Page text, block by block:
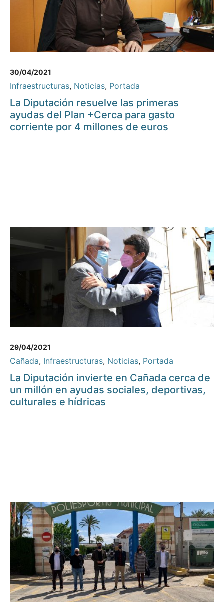
30/04/2021
Infraestructuras, Noticias, Portada
La Diputación resuelve las primeras
ayudas del Plan +Cerca para gasto
corriente por 4 millones de euros
29/04/2021
Cañada, Infraestructuras, Noticias, Portada
La Diputación invierte en Cañada cerca de
un millón en ayudas sociales, deportivas,
culturales e hídricas